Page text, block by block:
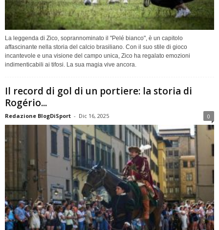
La leggenda di Zico, soprannominato il "Pelé bianco", è un capitolo
affascinante nella storia del calcio brasiliano. Con il suo stile di gioco
incantevole e una visione del campo unica, Zico ha regalato emozioni
indimenticabili ai tifosi. La sua magia vive ancora.
Il record di gol di un portiere: la storia di
Rogério...
Redazione BlogDiSport - Dic 16, 2025 0